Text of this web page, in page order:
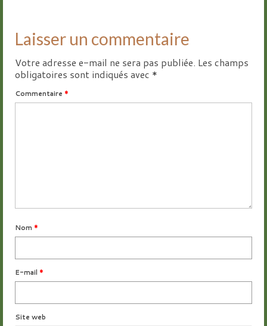
Laisser un commentaire
Votre adresse e-mail ne sera pas publiée. Les champs
obligatoires sont indiqués avec *
Commentaire *
Nom *
E-mail *
Site web